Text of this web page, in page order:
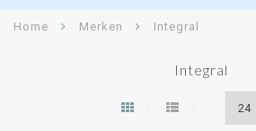
Home Merken Integral
Integral